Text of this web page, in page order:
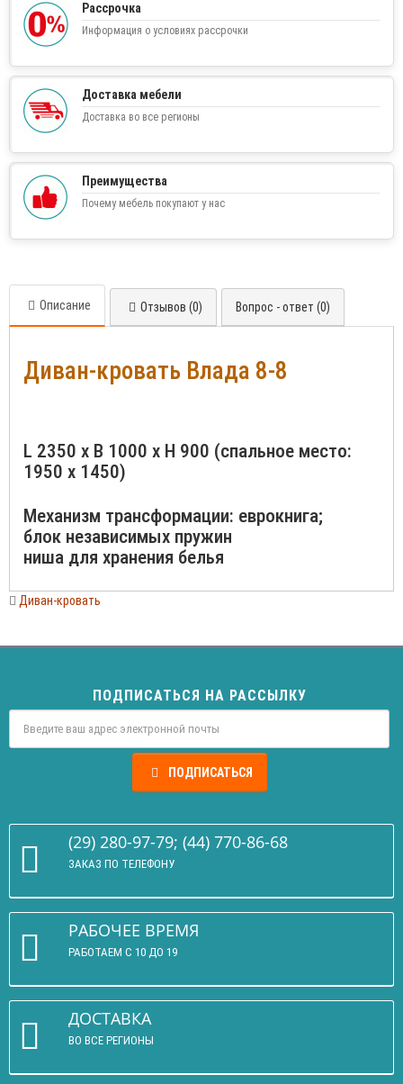
Рассрочка
Информация о условиях рассрочки
Доставка мебели
Доставка во все регионы
Преимущества
Почему мебель покупают у нас
Описание Отзывов (0) Вопрос - ответ (0)
Диван-кровать Влада 8-8
L 2350 x B 1000 x H 900 (спальное место:
1950 х 1450)
Механизм трансформации: еврокнига;
блок независимых пружин
ниша для хранения белья
Диван-кровать
ПОДПИСАТЬСЯ НА РАССЫЛКУ
ПОДПИСАТЬСЯ
(29) 280-97-79; (44) 770-86-68
ЗАКАЗ ПО ТЕЛЕФОНУ
РАБОЧЕЕ ВРЕМЯ
РАБОТАЕМ С 10 ДО 19
ДОСТАВКА
ВО ВСЕ РЕГИОНЫ